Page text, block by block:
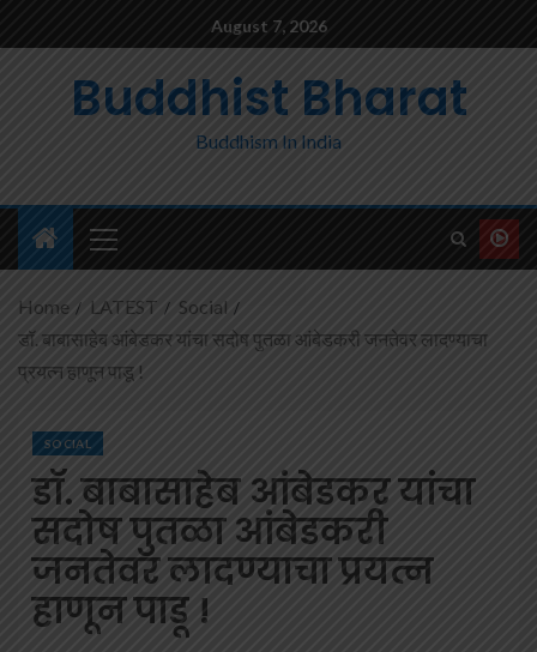
August 7, 2026
Buddhist Bharat
Buddhism In India
Home LATEST
Social
डॉ. बाबासाहेब आंबेडकर यांचा सदोष पुतळा आंबेडकरी जनतेवर लादण्याचा
प्रयत्न हाणून पाडू !
SOCIAL
डॉ. बाबासाहेब आंबेडकर यांचा
सदोष पुतळा आंबेडकरी
जनतेवर लादण्याचा प्रयत्न
हाणून पाडू !